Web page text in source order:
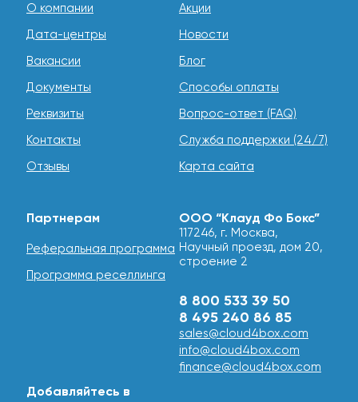
О компании
Дата-центры
Вакансии
Документы
Реквизиты
Контакты
Отзывы
Акции
Новости
Блог
Способы оплаты
Вопрос-ответ (FAQ)
Служба поддержки (24/7)
Карта сайта
Партнерам
Реферальная программа
Программа реселлинга
Добавляйтесь в
ООО “Клауд Фо Бокс”
117246, г. Москва,
Научный проезд, дом 20,
строение 2
8 800 533 39 50
8 495 240 86 85
sales@cloud4box.com
info@cloud4box.com
finance@cloud4box.com